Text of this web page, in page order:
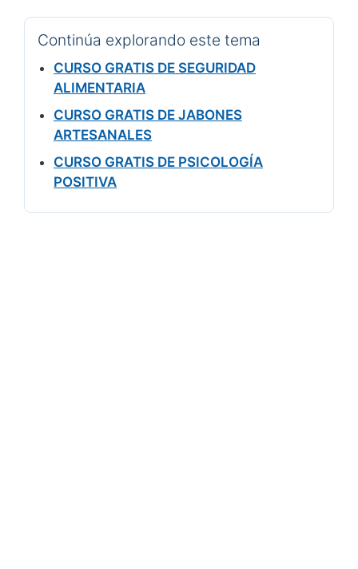
Continúa explorando este tema
CURSO GRATIS DE SEGURIDAD
ALIMENTARIA
CURSO GRATIS DE JABONES
ARTESANALES
CURSO GRATIS DE PSICOLOGÍA
POSITIVA